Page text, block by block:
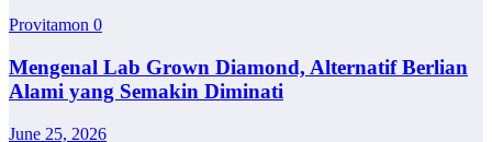
Provitamon 0
Mengenal Lab Grown Diamond, Alternatif Berlian
Alami yang Semakin Diminati
June 25, 2026